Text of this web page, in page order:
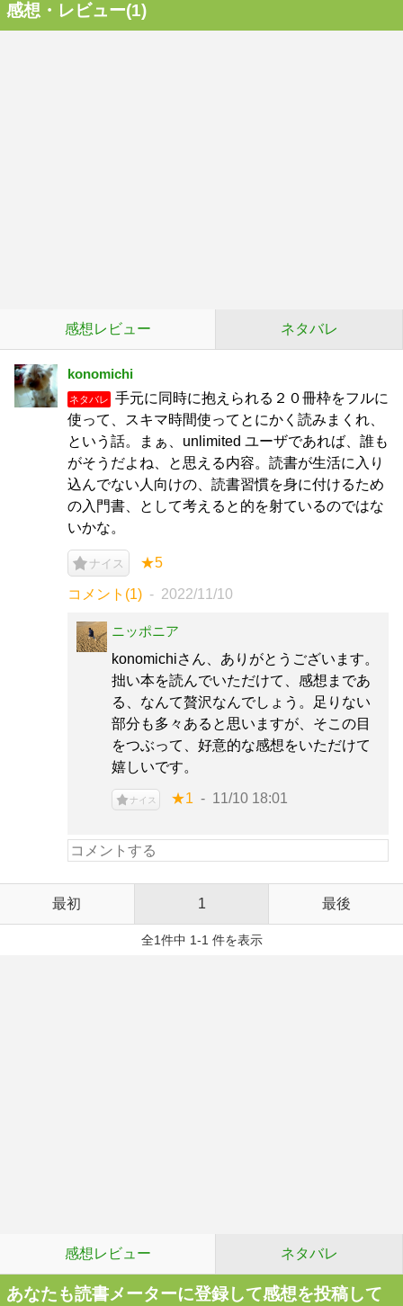
感想・レビュー(1)
感想レビュー ネタバレ
konomichi
ネタバレ
手元に同時に抱えられる２０冊枠をフルに
使って、スキマ時間使ってとにかく読みまくれ、
という話。まぁ、unlimited ユーザであれば、誰も
がそうだよね、と思える内容。読書が生活に入り
込んでない人向けの、読書習慣を身に付けるため
の入門書、として考えると的を射ているのではな
いかな。
ナイス ★5
コメント(1) 2022/11/10
ニッポニア
konomichiさん、ありがとうございます。
拙い本を読んでいただけて、感想まであ
る、なんて贅沢なんでしょう。足りない
部分も多々あると思いますが、そこの目
をつぶって、好意的な感想をいただけて
嬉しいです。
ナイス ★1 11/10 18:01
最初 1 最後
全1件中 1-1 件を表示
感想レビュー ネタバレ
あなたも読書メーターに登録して感想を投稿して